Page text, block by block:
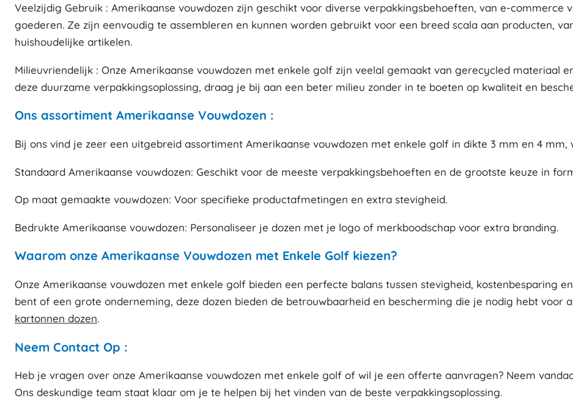
Veelzijdig Gebruik : Amerikaanse vouwdozen zijn geschikt voor diverse verpakkingsbehoeften, van e-commerce
goederen. Ze zijn eenvoudig te assembleren en kunnen worden gebruikt voor een breed scala aan producten,
huishoudelijke artikelen.
Milieuvriendelijk : Onze Amerikaanse vouwdozen met enkele golf zijn veelal gemaakt van gerecycled materiaal
deze duurzame verpakkingsoplossing, draag je bij aan een beter milieu zonder in te boeten op kwaliteit en
Ons assortiment Amerikaanse Vouwdozen :
Bij ons vind je zeer een uitgebreid assortiment Amerikaanse vouwdozen met enkele golf in dikte 3 mm en 4 mm,
Standaard Amerikaanse vouwdozen: Geschikt voor de meeste verpakkingsbehoeften en de grootste keuze in
Op maat gemaakte vouwdozen: Voor specifieke productafmetingen en extra stevigheid.
Bedrukte Amerikaanse vouwdozen: Personaliseer je dozen met je logo of merkboodschap voor extra branding.
Waarom onze Amerikaanse Vouwdozen met Enkele Golf kiezen?
Onze Amerikaanse vouwdozen met enkele golf bieden een perfecte balans tussen stevigheid, kostenbesparing
bent of een grote onderneming, deze dozen bieden de betrouwbaarheid en bescherming die je nodig hebt voor
kartonnen dozen.
Neem Contact Op :
Heb je vragen over onze Amerikaanse vouwdozen met enkele golf of wil je een offerte aanvragen? Neem
Ons deskundige team staat klaar om je te helpen bij het vinden van de beste verpakkingsoplossing.